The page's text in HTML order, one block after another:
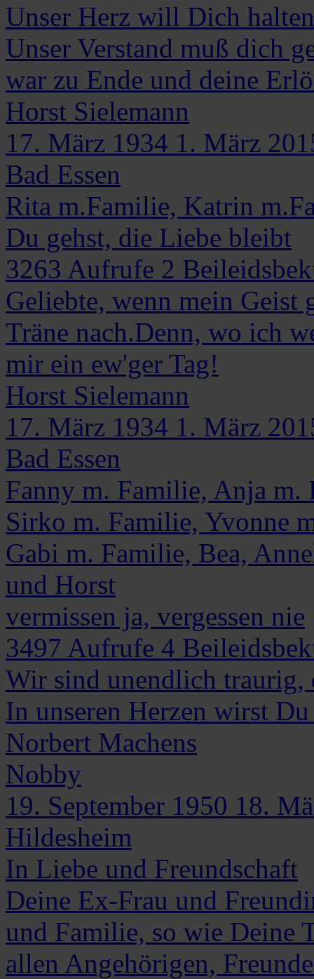
Unser Herz will Dich
Unser Verstand muß dich
war zu Ende und deine
Horst Sielemann
17. März 1934 1. März
Bad Essen
Rita m.Familie, Katrin
Du gehst, die Liebe bleibt
3263 Aufrufe 2
Geliebte, wenn mein Geist
Träne nach.Denn, wo ich
mir ein ew'ger Tag!
Horst Sielemann
17. März 1934 1. März
Bad Essen
Fanny m. Familie, Anja m.
Sirko m. Familie, Yvonne
Gabi m. Familie, Bea,
und Horst
vermissen ja, vergessen nie
3497 Aufrufe 4
Wir sind unendlich traurig,
In unseren Herzen wirst
Norbert Machens
Nobby
19. September 1950 18.
Hildesheim
In Liebe und Freundschaft
Deine Ex-Frau und
und Familie, so wie Deine
allen Angehörigen,